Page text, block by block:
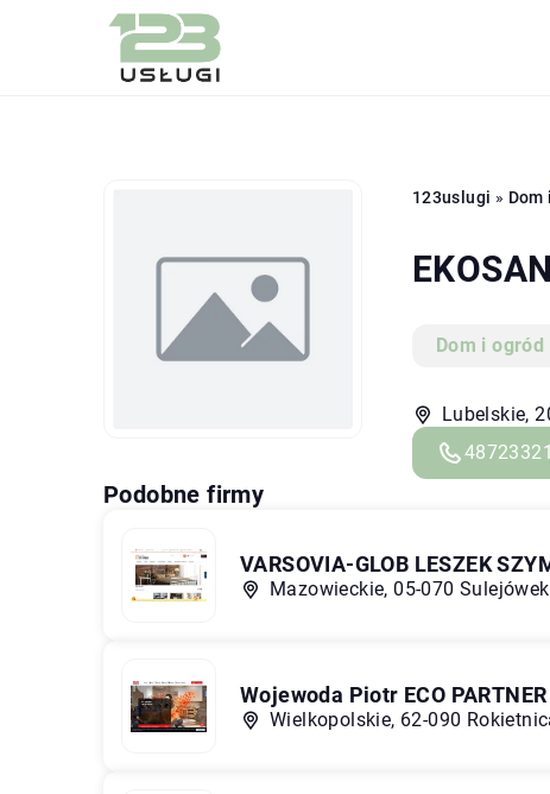
123uslugi » Dom
Dom i ogród
Lubelskie,
Podobne firmy
VARSOVIA-GLOB LESZEK
Mazowieckie, 05-070
Wojewoda Piotr ECO PARTNER
Wielkopolskie, 62-090